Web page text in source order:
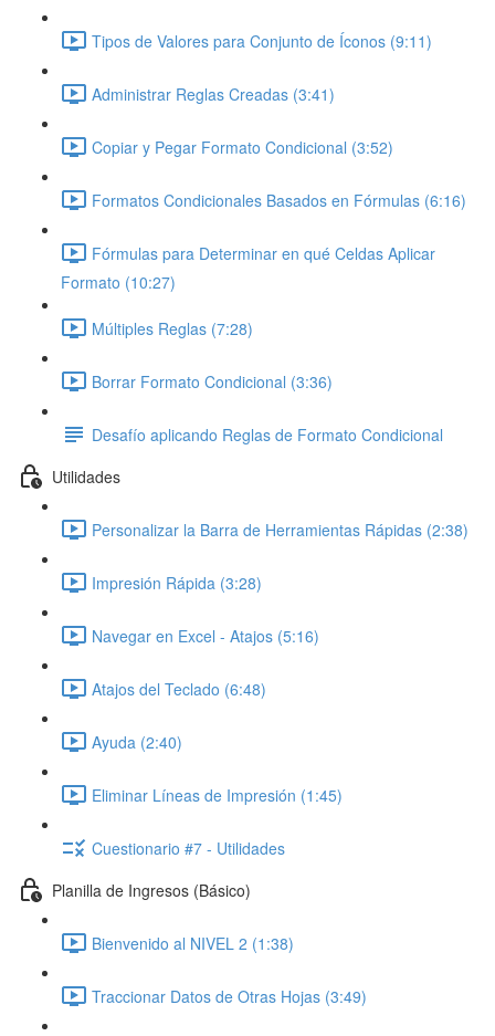
Tipos de Valores para Conjunto de Íconos (9:11)
Administrar Reglas Creadas (3:41)
Copiar y Pegar Formato Condicional (3:52)
Formatos Condicionales Basados en Fórmulas (6:16)
Fórmulas para Determinar en qué Celdas Aplicar
Formato (10:27)
Múltiples Reglas (7:28)
Borrar Formato Condicional (3:36)
Desafío aplicando Reglas de Formato Condicional
Utilidades
Personalizar la Barra de Herramientas Rápidas (2:38)
Impresión Rápida (3:28)
Navegar en Excel - Atajos (5:16)
Atajos del Teclado (6:48)
Ayuda (2:40)
Eliminar Líneas de Impresión (1:45)
Cuestionario #7 - Utilidades
Planilla de Ingresos (Básico)
Bienvenido al NIVEL 2 (1:38)
Traccionar Datos de Otras Hojas (3:49)